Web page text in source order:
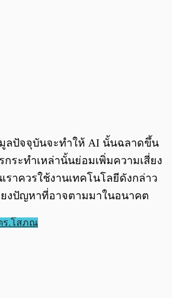
ลปัจจุบันจะทำให้ AI นั้นฉลาดขึ้น
ระทำเหล่านั้นย่อมเพิ่มความเสี่ยง
ราควรใช้งานเทคโนโลยีดังกล่าว
ยงปัญหาที่อาจตามมาในอนาคต
ร.โสภณ